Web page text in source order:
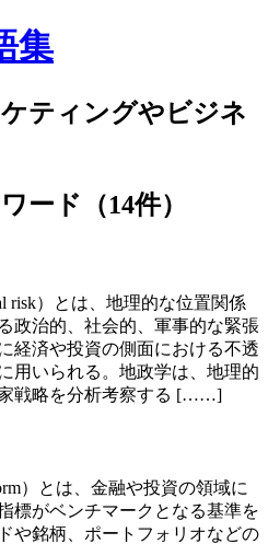
ティングやビジネ
ード（14件）
risk）とは、地理的な位置関係
政治的、社会的、軍事的な緊張
経済や投資の側面における不透
用いられる。地政学は、地理的
戦略を分析考察する [……]
）とは、金融や投資の領域に
標がベンチマークとなる基準を
や銘柄、ポートフォリオなどの